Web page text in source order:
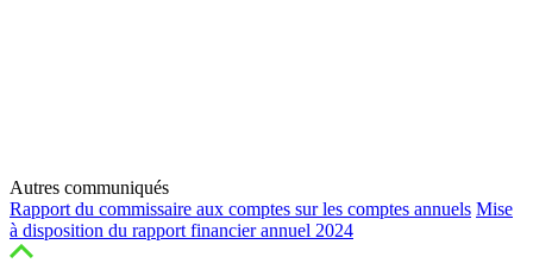
Autres communiqués
Rapport du commissaire aux comptes sur les comptes annuels Mise
à disposition du rapport financier annuel 2024